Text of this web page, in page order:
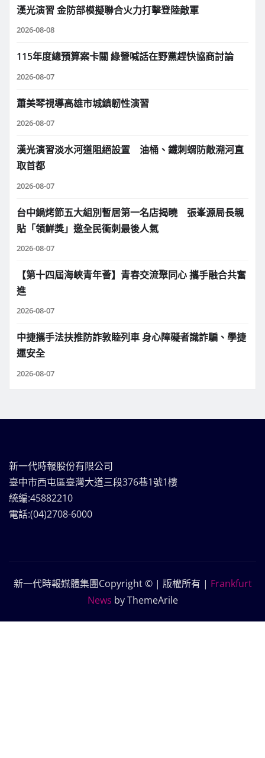
漢光演習 金防部模擬聯合火力打擊登陸敵軍
2026-08-08
115年度總預算案卡關 綠營喊話在野黨趕快協商討論
2026-08-07
蕭美琴視導高雄市城鎮韌性演習
2026-08-07
漢光演習淡水河道阻絕設置 油桶、鐵刺蝟防敵溯河直
取首都
2026-08-07
台中鍋烤節五大組別暫居第一名店揭曉 張峯源局長親
貼「領鮮獎」邀全民衝刺最後人氣
2026-08-07
【第十四屆海峽青年薈】青春交流聚同心 攜手融合共奮
進
2026-08-07
中捷攜手法扶推防詐敦睦列車 身心障礙者識詐騙、學捷
運安全
2026-08-07
新一代時報股份有限公司
臺中市西屯區臺灣大道三段376巷1號1樓
統編:45882210
電話:(04)2708-6000
新一代時報媒體集團Copyright © | 版權所有 | Frankfurt
News by ThemeArile